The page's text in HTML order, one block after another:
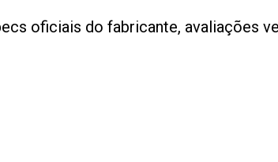
oficiais do fabricante, avaliações